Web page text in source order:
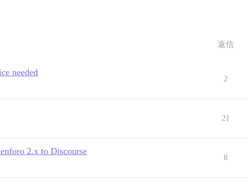
返信
needed
2
21
2.x to Discourse
8